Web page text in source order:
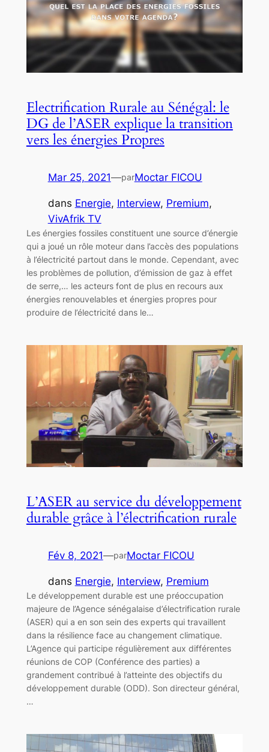
Electrification Rurale au Sénégal: le
DG de l’ASER explique la transition
vers les énergies Propres
Mar 25, 2021—parMoctar FICOU
dans Energie, Interview, Premium
VivAfrik TV
Les énergies fossiles constituent une source d’énergie
qui a joué un rôle moteur dans l’accès des populations
à l’électricité partout dans le monde. Cependant, avec
les problèmes de pollution, d’émission de gaz à effet
de serre,… les acteurs font de plus en recours aux
énergies renouvelables et énergies propres pour
produire de l’électricité dans le…
L’ASER au service du développement
durable grâce à l’électrification rurale
Fév 8, 2021—parMoctar FICOU
dans Energie, Interview, Premium
Le développement durable est une préoccupation
majeure de l’Agence sénégalaise d’électrification rurale
(ASER) qui a en son sein des experts qui travaillent
dans la résilience face au changement climatique.
L’Agence qui participe régulièrement aux différentes
réunions de COP (Conférence des parties) a
grandement contribué à l’atteinte des objectifs du
développement durable (ODD). Son directeur général,
…